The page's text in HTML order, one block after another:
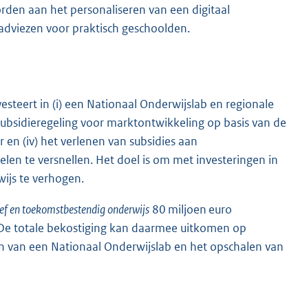
aan het personaliseren van een digitaal
voor praktisch geschoolden.
in (i) een Nationaal Onderwijslab en regionale
voor marktontwikkeling op basis van de
(iv) het verlenen van subsidies aan
te versnellen. Het doel is om met investeringen in
te verhogen.
en toekomstbestendig onderwijs 80 miljoen euro
totale bekostiging kan daarmee uitkomen op
een Nationaal Onderwijslab en het opschalen van